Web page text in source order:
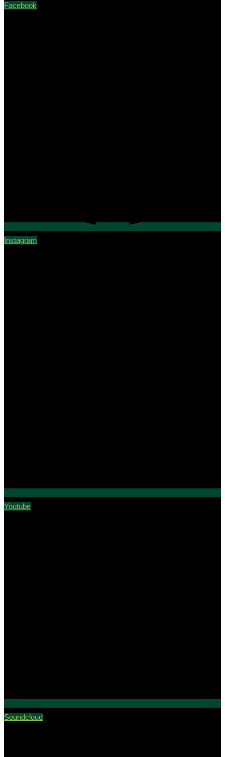
Facebook
Instagram
Youtube
Soundcloud